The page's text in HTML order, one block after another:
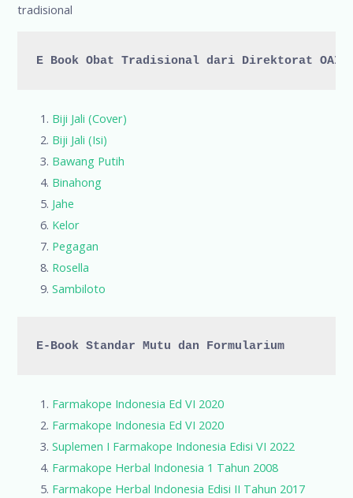
tradisional
E Book Obat Tradisional dari Direktorat OAI
Biji Jali (Cover)
Biji Jali (Isi)
Bawang Putih
Binahong
Jahe
Kelor
Pegagan
Rosella
Sambiloto
E-Book Standar Mutu dan Formularium
Farmakope Indonesia Ed VI 2020
Farmakope Indonesia Ed VI 2020
Suplemen I Farmakope Indonesia Edisi VI 2022
Farmakope Herbal Indonesia 1 Tahun 2008
Farmakope Herbal Indonesia Edisi II Tahun 2017